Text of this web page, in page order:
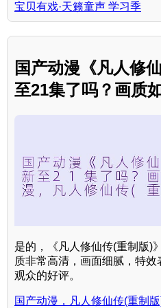
宝贝有戏·天籁童声 学习季
国产动漫《凡人修
至21集了吗？画质
是的，《凡人修仙传(重制版)
质非常高清，画面细腻，特
观众的好评。
国产动漫，凡人修仙传(重制